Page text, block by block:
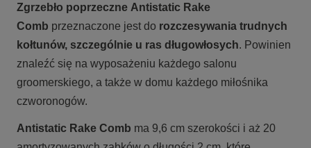
Zgrzebło poprzeczne Antistatic Rake
Comb przeznaczone jest do rozczesywania trudnych
kołtunów, szczególnie u ras długowłosych. Powinien
znaleźć się na wyposażeniu każdego salonu
groomerskiego, a także w domu każdego miłośnika
czworonogów.
Antistatic Rake Comb ma 9,6 cm szerokości i aż 20